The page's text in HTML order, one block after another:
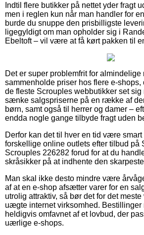
Indtil flere butikker på nettet yder fragt
men i reglen kun når man handler for
burde du snuppe den prisbilligste
ligegyldigt om man opholder sig i
Ebeltoft – vil være at få kørt pakken til
Det er super problemfrit for almindelige
sammenholde priser hos flere e-shops,
de fleste Scrouples webbutikker set
sænke salgspriserne på en række af
børn, samt også til herrer og damer –
endda nogle gange tilbyde fragt uden
Derfor kan det til hver en tid være
forskellige online outlets efter tilbud
Scrouples 226282 forud for at du
skråsikker på at indhente den
Man skal ikke desto mindre være
af at en e-shop afsætter varer for en
utrolig attraktiv, så bør det for det
uægte internet virksomhed. Bestillinger
heldigvis omfavnet af et lovbud, der
uærlige e-shops.